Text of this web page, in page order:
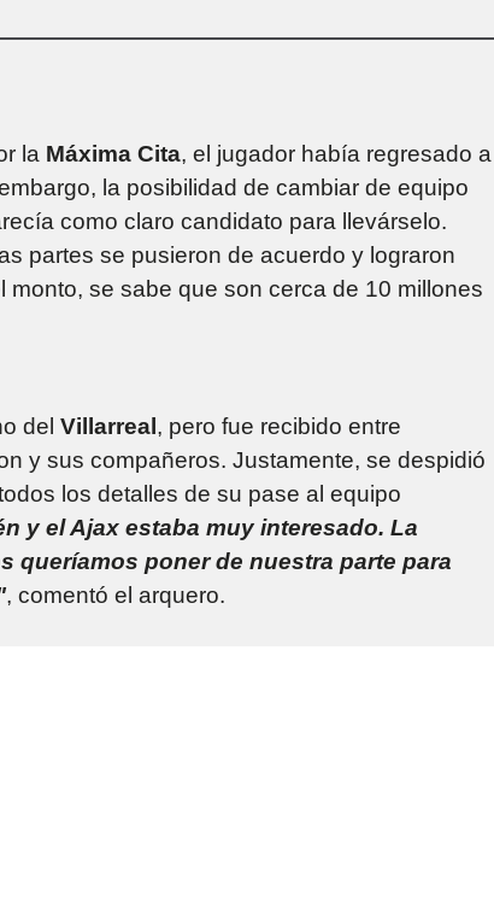
la Máxima Cita, el jugador había regresado a
la posibilidad de cambiar de equipo
como claro candidato para llevárselo.
partes se pusieron de acuerdo y lograron
se sabe que son cerca de 10 millones
del Villarreal, pero fue recibido entre
y sus compañeros. Justamente, se despidió
los detalles de su pase al equipo
y el Ajax estaba muy interesado. La
queríamos poner de nuestra parte para
, comentó el arquero.